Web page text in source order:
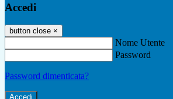
Accedi
button close ×
Nome Utente
Password
Password dimenticata?